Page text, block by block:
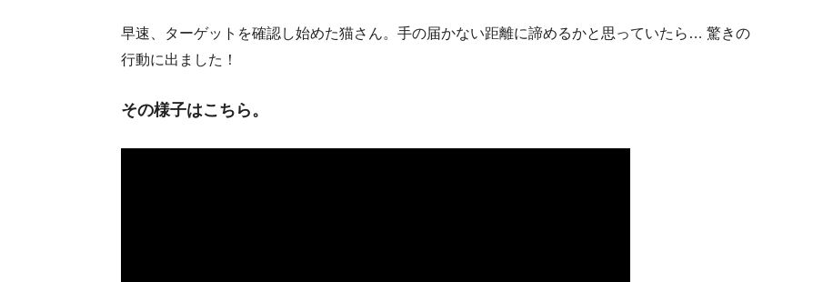
早速、ターゲットを確認し始めた猫さん。手の届かない距離に諦めるかと思っていたら… 驚きの
行動に出ました！
その様子はこちら。